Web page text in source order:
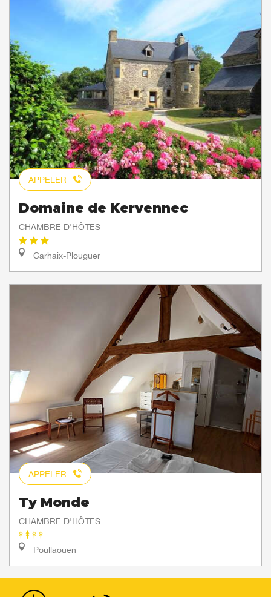
APPELER
Domaine de Kervennec
CHAMBRE D'HÔTES
Carhaix-Plouguer
APPELER
Ty Monde
CHAMBRE D'HÔTES
Poullaouen